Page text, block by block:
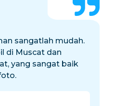
sangatlah mudah.
di Muscat dan
yang sangat baik